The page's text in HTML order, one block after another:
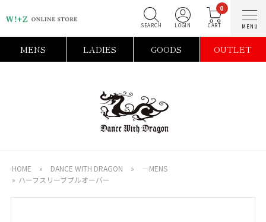
0
MENS LADIES GOODS OUTLET
HOME » DANCE WITH DRAGON »
―MENS
» ハーフスリーブプルオーバー